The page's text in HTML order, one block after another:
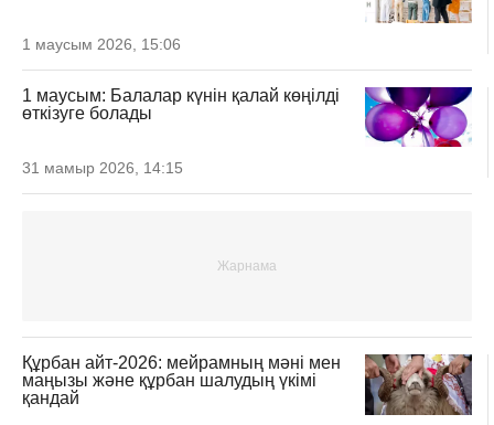
1 маусым 2026, 15:06
1 маусым: Балалар күнін қалай көңілді
өткізуге болады
31 мамыр 2026, 14:15
Құрбан айт-2026: мейрамның мәні мен
маңызы және құрбан шалудың үкімі
қандай